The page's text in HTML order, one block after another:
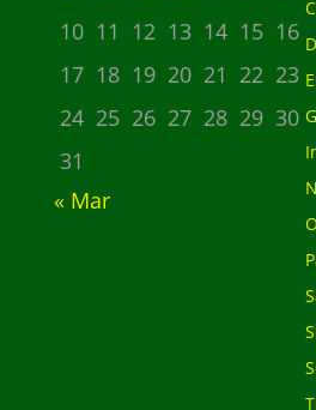
10 11 12 13 14 15 16
17 18 19 20 21 22 23
24 25 26 27 28 29 30
31
« Mar